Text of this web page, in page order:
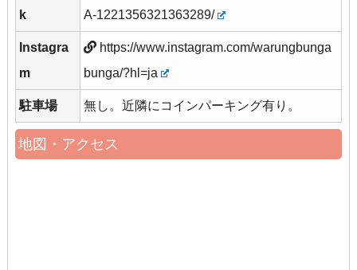
k
A-1221356321363289/
Instagra
m
https://www.instagram.com/warungbunga
bunga/?hl=ja
駐車場 無し。近隣にコインパーキング有り。
地図・アクセス